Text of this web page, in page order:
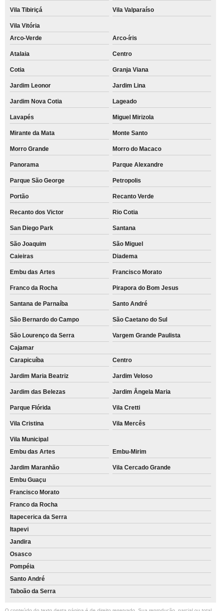
Vila Tibiriçá Vila Valparaíso
Vila Vitória
Arco-Verde
Arco-íris
Atalaia Centro
Cotia Granja Viana
Jardim Leonor Jardim Lina
Jardim Nova Cotia Lageado
Lavapés Miguel Mirizola
Mirante da Mata Monte Santo
Morro Grande Morro do Macaco
Panorama Parque Alexandre
Parque São George Petropolis
Portão Recanto Verde
Recanto dos Victor Rio Cotia
San Diego Park Santana
São Joaquim
São Miguel
Caieiras
Diadema
Embu das Artes Francisco Morato
Franco da Rocha Pirapora do Bom Jesus
Santana de Parnaíba Santo André
São Bernardo do Campo São Caetano do Sul
São Lourenço da Serra
Vargem Grande Paulista
Cajamar
Carapicuíba
Centro
Jardim Maria Beatriz Jardim Veloso
Jardim das Belezas Jardim Ângela Maria
Parque Flórida Vila Cretti
Vila Cristina Vila Mercês
Vila Municipal
Embu das Artes
Embu-Mirim
Jardim Maranhão
Vila Cercado Grande
Embu Guaçu
Francisco Morato
Franco da Rocha
Itapecerica da Serra
Itapevi
Jandira
Osasco
Pompéia
Santo André
Taboão da Serra